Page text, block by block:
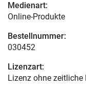
Medienart:
Online-Produkte
Bestellnummer:
030452
Lizenzart:
Lizenz ohne zeitliche